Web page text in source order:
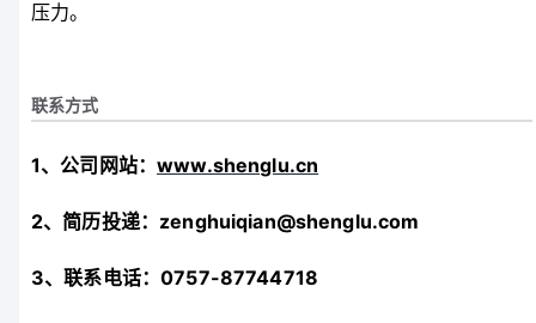
压力。
联系方式
1、公司网站：www.shenglu.cn
2、简历投递：zenghuiqian@shenglu.com
3、联系电话：0757-87744718